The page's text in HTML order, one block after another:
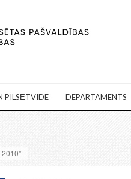
PILSĒTVIDE DEPARTAMENTS
2010"